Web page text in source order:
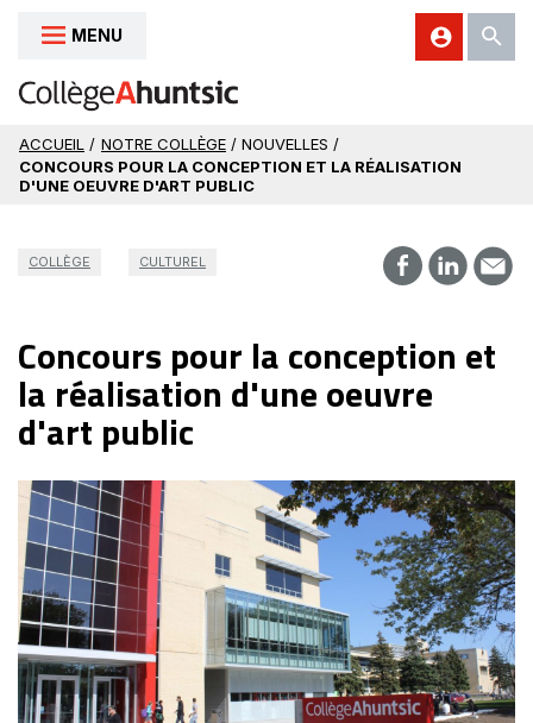
Aller au contenu
MENU
ACCUEIL / NOTRE COLLÈGE / NOUVELLES /
CONCOURS POUR LA CONCEPTION ET LA RÉALISATION
D'UNE OEUVRE D'ART PUBLIC
COLLÈGE CULTUREL
Concours pour la conception et
la réalisation d'une oeuvre
d'art public